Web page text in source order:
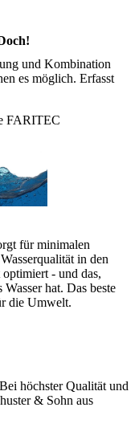
und Kombination
es möglich. Erfasst
FARITEC
für minimalen
in den
- und das,
hat. Das beste
die Umwelt.
und
& Sohn aus